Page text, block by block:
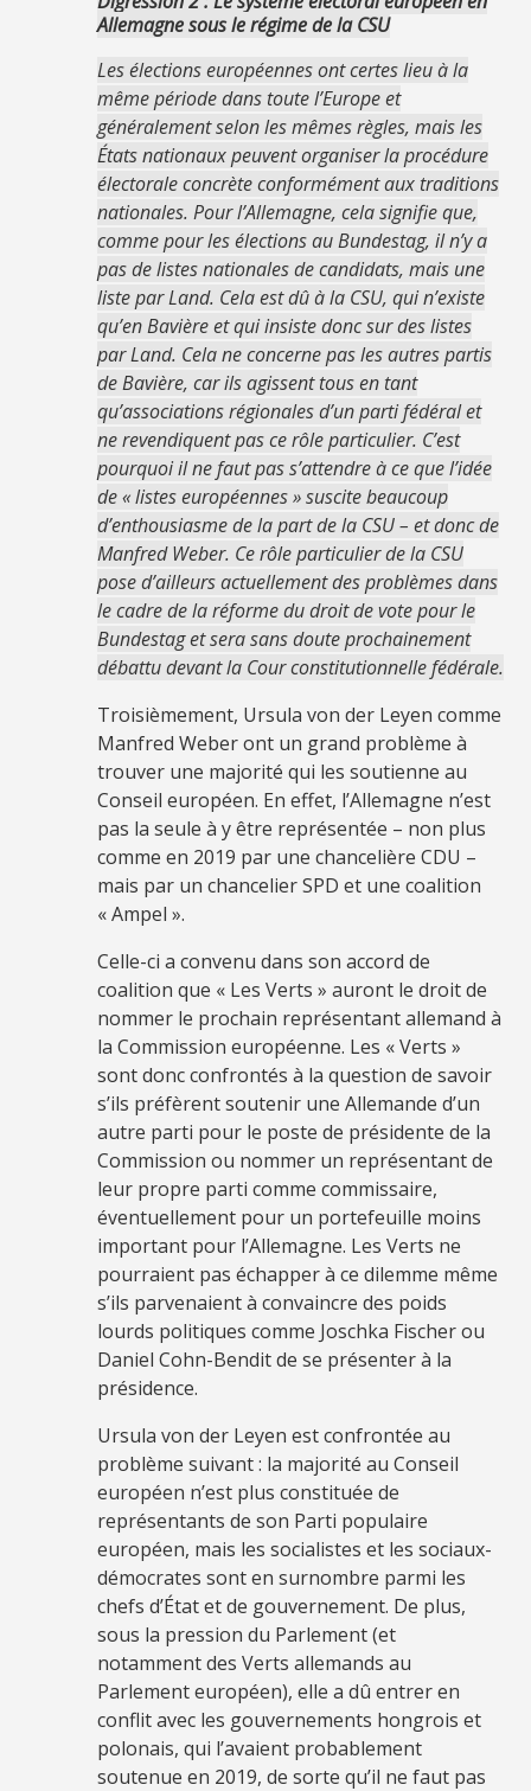
Allemagne sous le régime de la CSU
Les élections européennes ont certes lieu à la
même période dans toute l’Europe et
généralement selon les mêmes règles, mais les
États nationaux peuvent organiser la procédure
électorale concrète conformément aux traditions
nationales. Pour l’Allemagne, cela signifie que,
comme pour les élections au Bundestag, il n’y a
pas de listes nationales de candidats, mais une
liste par Land. Cela est dû à la CSU, qui n’existe
qu’en Bavière et qui insiste donc sur des listes
par Land. Cela ne concerne pas les autres partis
de Bavière, car ils agissent tous en tant
qu’associations régionales d’un parti fédéral et
ne revendiquent pas ce rôle particulier. C’est
pourquoi il ne faut pas s’attendre à ce que l’idée
de « listes européennes » suscite beaucoup
d’enthousiasme de la part de la CSU – et donc de
Manfred Weber. Ce rôle particulier de la CSU
pose d’ailleurs actuellement des problèmes dans
le cadre de la réforme du droit de vote pour le
Bundestag et sera sans doute prochainement
débattu devant la Cour constitutionnelle fédérale.
Troisièmement, Ursula von der Leyen comme
Manfred Weber ont un grand problème à
trouver une majorité qui les soutienne au
Conseil européen. En effet, l’Allemagne n’est
pas la seule à y être représentée – non plus
comme en 2019 par une chancelière CDU –
mais par un chancelier SPD et une coalition
« Ampel ».
Celle-ci a convenu dans son accord de
coalition que « Les Verts » auront le droit de
nommer le prochain représentant allemand à
la Commission européenne. Les « Verts »
sont donc confrontés à la question de savoir
s’ils préfèrent soutenir une Allemande d’un
autre parti pour le poste de présidente de la
Commission ou nommer un représentant de
leur propre parti comme commissaire,
éventuellement pour un portefeuille moins
important pour l’Allemagne. Les Verts ne
pourraient pas échapper à ce dilemme même
s’ils parvenaient à convaincre des poids
lourds politiques comme Joschka Fischer ou
Daniel Cohn-Bendit de se présenter à la
présidence.
Ursula von der Leyen est confrontée au
problème suivant : la majorité au Conseil
européen n’est plus constituée de
représentants de son Parti populaire
européen, mais les socialistes et les sociaux-
démocrates sont en surnombre parmi les
chefs d’État et de gouvernement. De plus,
sous la pression du Parlement (et
notamment des Verts allemands au
Parlement européen), elle a dû entrer en
conflit avec les gouvernements hongrois et
polonais, qui l’avaient probablement
soutenue en 2019, de sorte qu’il ne faut pas